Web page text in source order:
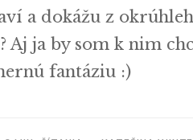
a dokážu z
Aj ja by som k nim
fantáziu :)